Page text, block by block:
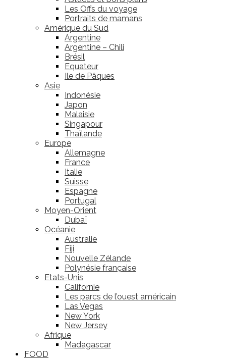
Les Offs du voyage
Portraits de mamans
Amérique du Sud
Argentine
Argentine – Chili
Brésil
Equateur
Ile de Pâques
Asie
Indonésie
Japon
Malaisie
Singapour
Thaïlande
Europe
Allemagne
France
Italie
Suisse
Espagne
Portugal
Moyen-Orient
Dubaï
Océanie
Australie
Fiji
Nouvelle Zélande
Polynésie française
Etats-Unis
Californie
Les parcs de l’ouest américain
Las Vegas
New York
New Jersey
Afrique
Madagascar
FOOD